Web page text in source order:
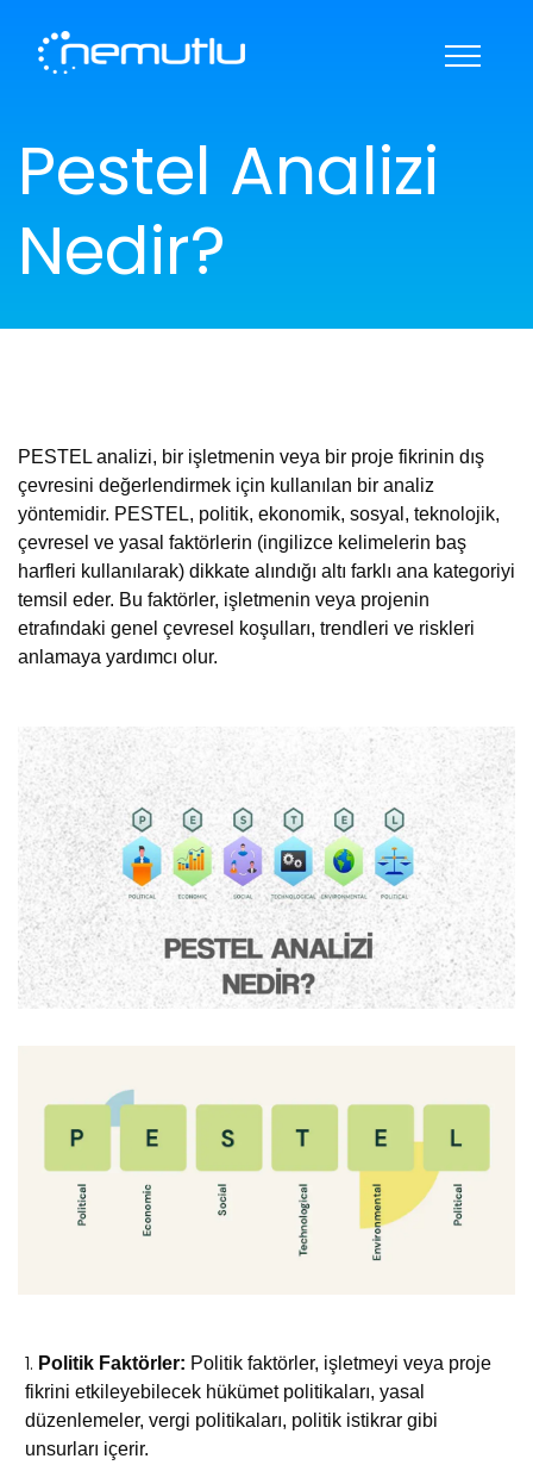
İLETİŞİM
BANKA BİLGİLERİ
DESTEK
Pestel Analizi
Nedir?
PESTEL analizi, bir işletmenin veya bir proje fikrinin dış
çevresini değerlendirmek için kullanılan bir analiz
yöntemidir. PESTEL, politik, ekonomik, sosyal, teknolojik,
çevresel ve yasal faktörlerin (ingilizce kelimelerin baş
harfleri kullanılarak) dikkate alındığı altı farklı ana kategoriyi
temsil eder. Bu faktörler, işletmenin veya projenin
etrafındaki genel çevresel koşulları, trendleri ve riskleri
anlamaya yardımcı olur.
Politik Faktörler: Politik faktörler, işletmeyi veya proje
fikrini etkileyebilecek hükümet politikaları, yasal
düzenlemeler, vergi politikaları, politik istikrar gibi
unsurları içerir.